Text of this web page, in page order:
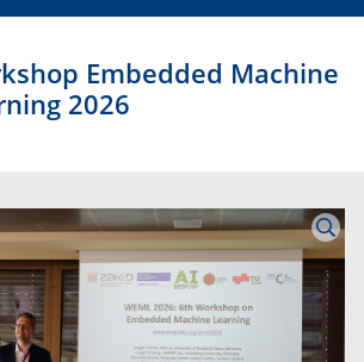
Embedded Machine
2026